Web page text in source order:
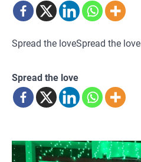
Spread the loveSpread the love
Spread the love